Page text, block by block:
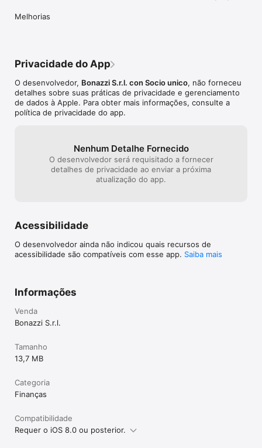
comboio, avião, etc.;
No final poderá enviar tudo por correio electrónico em formato
HTML e/ou CSV (compatível com o formato Microsoft Excel©
e com todas as folhas de cálculo mais comuns) com todas as
fotografias (documentos) tiradas como anexo da sua
mensagem de correio.
Melhorias
Privacidade do App
O desenvolvedor, Bonazzi S.r.l. con Socio unico, não forneceu
detalhes sobre suas práticas de privacidade e gerenciamento
de dados à Apple. Para obter mais informações, consulte a
política de privacidade do app.
Nenhum Detalhe Fornecido
O desenvolvedor será requisitado a fornecer
detalhes de privacidade ao enviar a próxima
atualização do app.
Acessibilidade
O desenvolvedor ainda não indicou quais recursos de
acessibilidade são compatíveis com esse app. Saiba mais
Informações
Venda
Bonazzi S.r.l.
Tamanho
13,7 MB
Categoria
Finanças
Compatibilidade
Requer o iOS 8.0 ou posterior.